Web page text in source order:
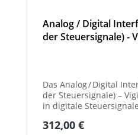
Analog / Digital
der Steuersignale) -
Das Analog / Digital
der Steuersignale) –
in digitale
zwischen verschiedenen
Regulärer Preis:
312,00 €